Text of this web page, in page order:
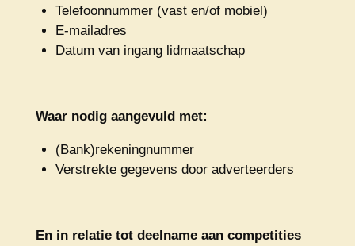
Telefoonnummer (vast en/of mobiel)
E-mailadres
Datum van ingang lidmaatschap
Waar nodig aangevuld met:
(Bank)rekeningnummer
Verstrekte gegevens door adverteerders
En in relatie tot deelname aan competities